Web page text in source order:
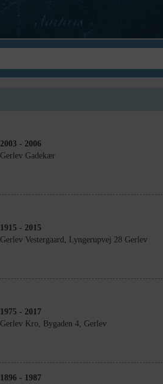
2003 - 2006
Gerlev Gadekær
1915 - 2015
Gerlev Vestergaard, Lyngerupvej 28 Gerlev
1975 - 2017
Gerlev Kro, Bygaden 4, Gerlev
1896 - 1987